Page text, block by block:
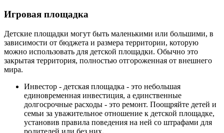
Игровая площадка
Детские площадки могут быть маленькими или большими, в
зависимости от бюджета и размера территории, которую
можно использовать для детской площадки. Обычно это
закрытая территория, полностью отгороженная от внешнего
мира.
Инвестор - детская площадка - это небольшая
единовременная инвестиция, а единственные
долгосрочные расходы - это ремонт. Поощряйте детей и
семьи за уважительное отношение к детской площадке,
установив правила поведения на ней со штрафами для
родителей или без них.